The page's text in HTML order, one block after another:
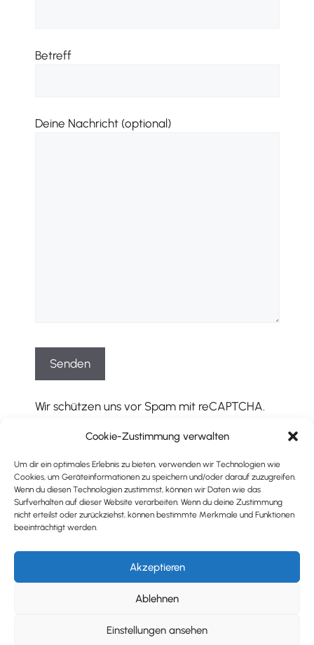
Cookie-Zustimmung verwalten
Um dir ein optimales Erlebnis zu bieten, verwenden wir Technologien wie
Cookies, um Geräteinformationen zu speichern und/oder darauf zuzugreifen.
Wenn du diesen Technologien zustimmst, können wir Daten wie das
Surfverhalten auf dieser Website verarbeiten. Wenn du deine Zustimmung
nicht erteilst oder zurückziehst, können bestimmte Merkmale und Funktionen
beeinträchtigt werden.
Akzeptieren
Ablehnen
Einstellungen ansehen
Betreff
Deine Nachricht (optional)
Wir schützen uns vor Spam mit reCAPTCHA.
Datenschutzbestimmungen und
Geschäftsbedingungen
von Google.
powered by GOYOTEK